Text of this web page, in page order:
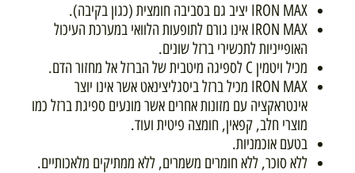
IRON MAX יציב גם בסביבה חומצית (כגון בקיבה).
IRON MAX אינו גורם לתופעות הלוואי במערכת העיכול
האופייניות לתכשירי ברזל שונים.
מכיל ויטמין C לספיגה מיטבית של הברזל אל מחזור הדם.
IRON MAX מכיל ברזל ביסגליצינאט אשר אינו יוצר
אינטראקציה עם מזונות אחרים אשר מונעים ספיגת ברזל כמו
מוצרי חלב, קפאין, חומצה פיטית ועוד.
בטעם אוכמניות.
ללא סוכר, ללא חומרים משמרים, ללא ממתיקים מלאכותיים.